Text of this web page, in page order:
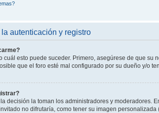
autenticación y registro
cuál esto puede suceder. Primero, asegúrese de que
que el foro esté mal configurado por su dueño y/o
decisión la toman los administradores y moderadores.
no difrutaría, como tener su imagen